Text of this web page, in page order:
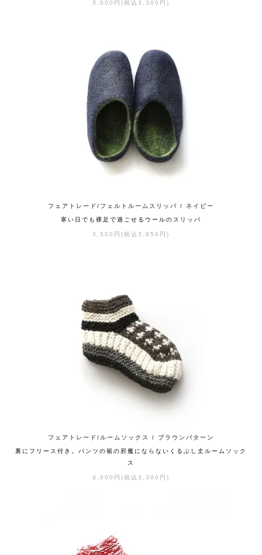
3,000円(税込3,300円)
フェアトレード/フェルトルームスリッパ / ネイビー
寒い日でも裸足で過ごせるウールのスリッパ
3,500円(税込3,850円)
フェアトレード/ルームソックス / ブラウンパターン
裏にフリース付き。パンツの裾の邪魔にならないくるぶし丈ルームソック
ス
3,000円(税込3,300円)